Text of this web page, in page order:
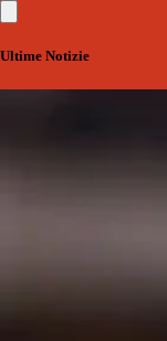
Ultime Notizie